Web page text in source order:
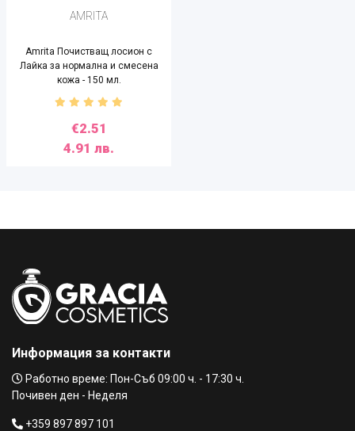
AMRITA
Amrita Почистващ лосион с
Лайка за нормална и смесена
кожа - 150 мл.
€2.51
4.91 лв.
Информация за контакти
Работно време: Пон-Съб 09:00 ч. - 17:30 ч.
Почивен ден - Неделя
+359 897 897 101